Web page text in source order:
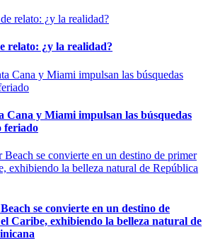
relato: ¿y la realidad?
Cana y Miami impulsan las búsquedas
feriado
se convierte en un destino de
Caribe, exhibiendo la belleza natural de